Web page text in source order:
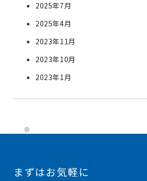
2025年7月
2025年4月
2023年11月
2023年10月
2023年1月
まずはお気軽に